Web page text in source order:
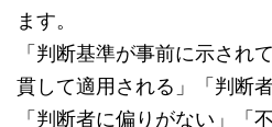
ます。
「判断基準が事前に示され
貫して適用される」「判断
「判断者に偏りがない」「